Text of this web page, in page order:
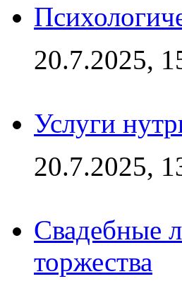
20.7.2025,
Услуги
20.7.2025,
Свадебные
торжества